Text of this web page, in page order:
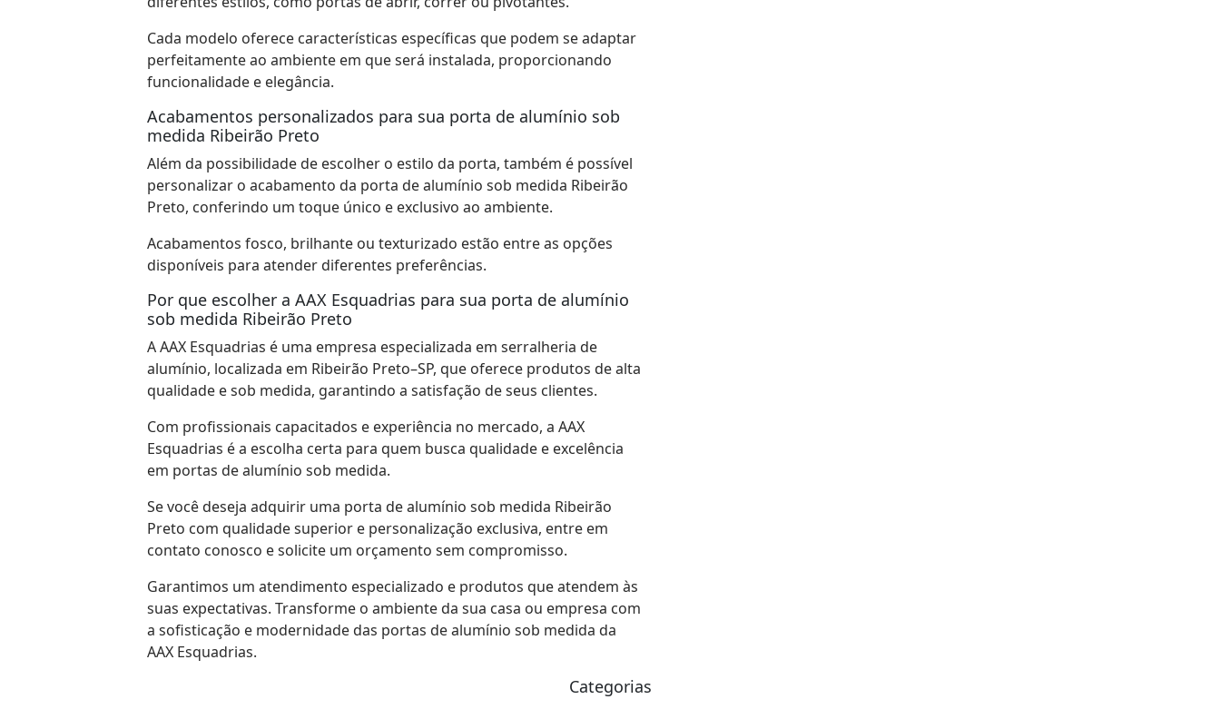
Cada modelo oferece características específicas que podem se adaptar
perfeitamente ao ambiente em que será instalada, proporcionando
funcionalidade e elegância.
Acabamentos personalizados para sua porta de alumínio sob
medida Ribeirão Preto
Além da possibilidade de escolher o estilo da porta, também é possível
personalizar o acabamento da porta de alumínio sob medida Ribeirão
Preto, conferindo um toque único e exclusivo ao ambiente.
Acabamentos fosco, brilhante ou texturizado estão entre as opções
disponíveis para atender diferentes preferências.
Por que escolher a AAX Esquadrias para sua porta de alumínio
sob medida Ribeirão Preto
A AAX Esquadrias é uma empresa especializada em serralheria de
alumínio, localizada em Ribeirão Preto–SP, que oferece produtos de alta
qualidade e sob medida, garantindo a satisfação de seus clientes.
Com profissionais capacitados e experiência no mercado, a AAX
Esquadrias é a escolha certa para quem busca qualidade e excelência
em portas de alumínio sob medida.
Se você deseja adquirir uma porta de alumínio sob medida Ribeirão
Preto com qualidade superior e personalização exclusiva, entre em
contato conosco e solicite um orçamento sem compromisso.
Garantimos um atendimento especializado e produtos que atendem às
suas expectativas. Transforme o ambiente da sua casa ou empresa com
a sofisticação e modernidade das portas de alumínio sob medida da
AAX Esquadrias.
Categorias